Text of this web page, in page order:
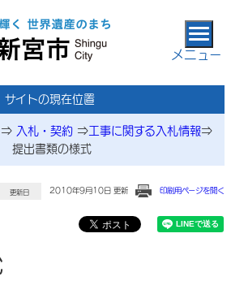
メニュー
サイトの現在位置
⇒ 入札・契約 ⇒ 工事に関する入札情報⇒
提出書類の様式
更新日 2010年9月10日 更新 印刷用ページを開く